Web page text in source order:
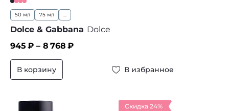
50 мл 75 мл ...
Dolce & Gabbana Dolce
945 ₽ – 8 768 ₽
В корзину В избранное
Скидка 24%